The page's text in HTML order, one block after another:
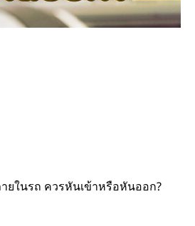
ยในรถ ควรหันเข้าหรือหันออก?